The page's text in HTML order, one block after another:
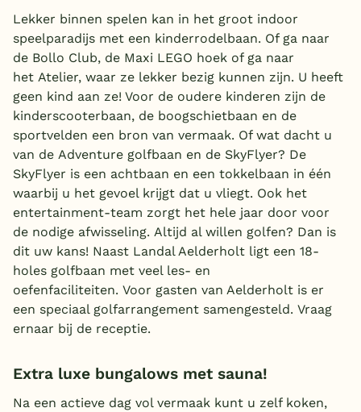
Lekker binnen spelen kan in het groot indoor
speelparadijs met een kinderrodelbaan. Of ga naar
de Bollo Club, de Maxi LEGO hoek of ga naar
het Atelier, waar ze lekker bezig kunnen zijn. U heeft
geen kind aan ze! Voor de oudere kinderen zijn de
kinderscooterbaan, de boogschietbaan en de
sportvelden een bron van vermaak. Of wat dacht u
van de Adventure golfbaan en de SkyFlyer? De
SkyFlyer is een achtbaan en een tokkelbaan in één
waarbij u het gevoel krijgt dat u vliegt. Ook het
entertainment-team zorgt het hele jaar door voor
de nodige afwisseling. Altijd al willen golfen? Dan is
dit uw kans! Naast Landal Aelderholt ligt een 18-
holes golfbaan met veel les- en
oefenfaciliteiten. Voor gasten van Aelderholt is er
een speciaal golfarrangement samengesteld. Vraag
ernaar bij de receptie.
Extra luxe bungalows met sauna!
Na een actieve dag vol vermaak kunt u zelf koken,